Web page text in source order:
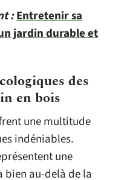
:Entretenir sa
jardin durable et
des
en bois
une multitude
indéniables.
une
bien au-delà de la